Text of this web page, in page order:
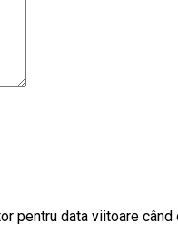
pentru data viitoare când